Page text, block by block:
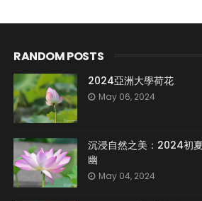
RANDOM POSTS
2024亞洲大學荷花
May 06, 2024
沉浸自然之美：2024初
幽
May 04, 2024